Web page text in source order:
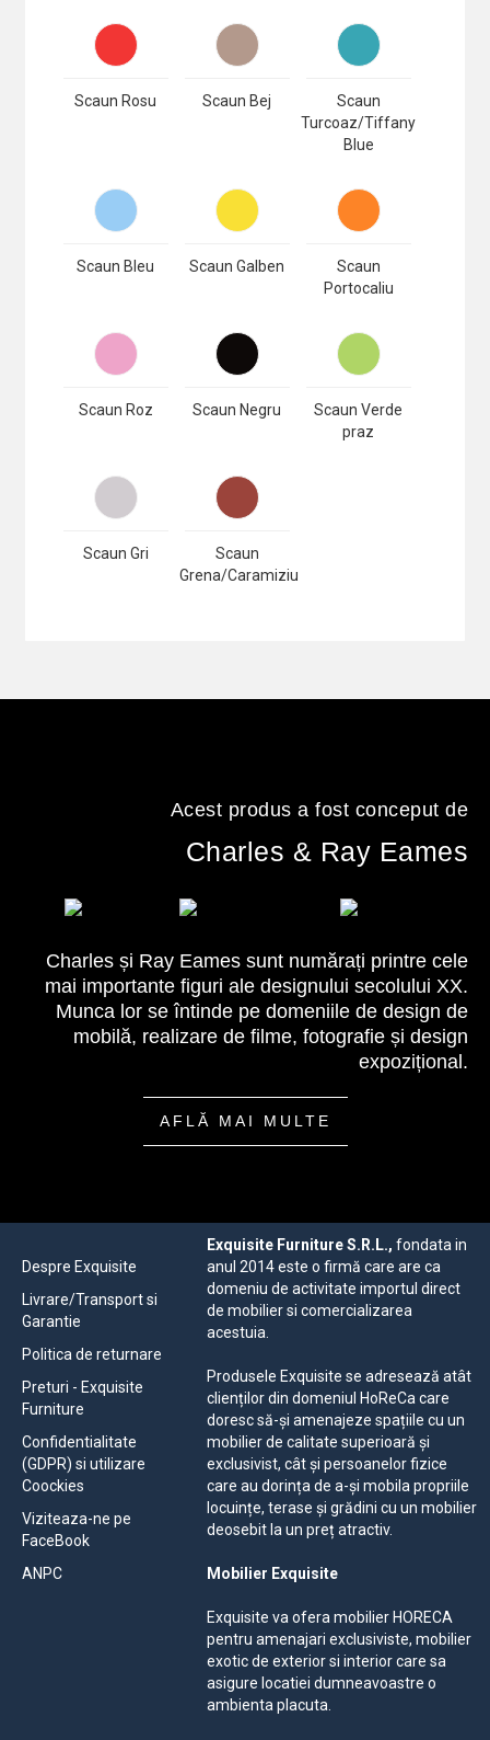
Scaun Rosu Scaun Bej
Scaun
Turcoaz/Tiffany
Blue
Scaun Bleu Scaun Galben
Scaun
Portocaliu
Scaun Roz Scaun Negru
Scaun Verde
praz
Scaun Gri
Scaun
Grena/Caramiziu
Acest produs a fost conceput de
Charles & Ray Eames
Charles și Ray Eames sunt numărați printre cele
mai importante figuri ale designului secolului XX.
Munca lor se întinde pe domeniile de design de
mobilă, realizare de filme, fotografie și design
expozițional.
AFLĂ MAI MULTE
Despre Exquisite
Livrare/Transport si
Garantie
Politica de returnare
Preturi - Exquisite
Furniture
Confidentialitate
(GDPR) si utilizare
Coockies
Viziteaza-ne pe
FaceBook
ANPC
Exquisite Furniture S.R.L.,fondata in
anul 2014 este o firmă care are ca
domeniu de activitate importul direct
de mobilier si comercializarea
acestuia.
Produsele Exquisite se adresează atât
clienților din domeniul HoReCa care
doresc să-și amenajeze spațiile cu un
mobilier de calitate superioară și
exclusivist, cât și persoanelor fizice
care au dorința de a-și mobila propriile
locuințe, terase și grădini cu un mobilier
deosebit la un preț atractiv.
Mobilier Exquisite
Exquisite va ofera mobilier HORECA
pentru amenajari exclusiviste, mobilier
exotic de exterior si interior care sa
asigure locatiei dumneavoastre o
ambienta placuta.